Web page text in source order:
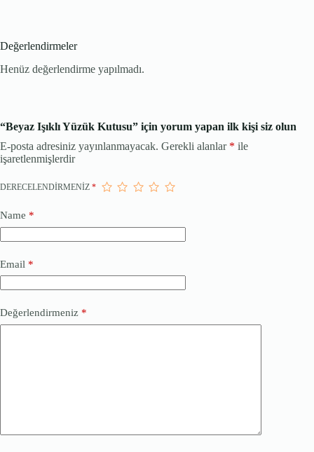
Değerlendirmeler
Henüz değerlendirme yapılmadı.
“Beyaz Işıklı Yüzük Kutusu” için yorum yapan ilk kişi siz olun
E-posta adresiniz yayınlanmayacak. Gerekli alanlar * ile
işaretlenmişlerdir
DERECELENDIRMENIZ *
Name *
Email *
Değerlendirmeniz *